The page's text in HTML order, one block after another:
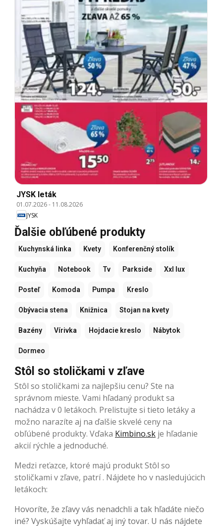
JYSK leták
01.07.2026- 11.08.2026
JYSK
Ďalšie obľúbené produkty
Kuchynská linka Kvety Konferenčný stolík
Kuchyňa Notebook Tv Parkside Xxl lux
Posteľ Komoda Pumpa Kreslo
Obývacia stena Knižnica Stojan na kvety
Bazény Vírivka Hojdacie kreslo Nábytok
Dormeo
Stôl so stoličkami v zľave
Stôl so stoličkami za najlepšiu cenu? Ste na
správnom mieste. Vami hľadaný produkt sa
nachádza v 0 letákoch. Prelistujte si tieto letáky a
možno narazíte aj na ďalšie skvelé ceny na
obľúbené produkty. Vďaka Kimbino.sk je hľadanie
akcií rýchle a jednoduché.
Medzi reťazce, ktoré majú produkt Stôl so
stoličkami v zľave, patrí . Nájdete ho v nasledujúcich
letákoch:
Hovoríte, že zľavy vás nenadchli a tak hľadáte niečo
iné? Vyskúšajte vyhľadať aj iný tovar. U nás nájdete